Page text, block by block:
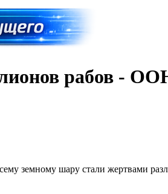
рабов -
земному шару стали жертвами